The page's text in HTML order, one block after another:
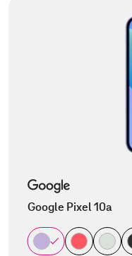
Google Pixel 10a